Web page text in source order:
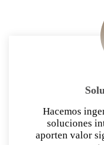
Hacemos
soluciones
aporten valor